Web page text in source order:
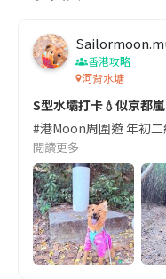
香港攻略
河背水塘
S型水壩打卡💧似京都
#港Moon周圍遊 年初
閱讀更多